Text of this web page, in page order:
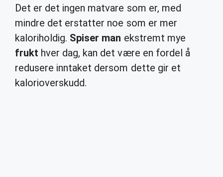
Det er det ingen matvare som er, med
mindre det erstatter noe som er mer
kaloriholdig. Spiser man ekstremt mye
frukt hver dag, kan det være en fordel å
redusere inntaket dersom dette gir et
kalorioverskudd.